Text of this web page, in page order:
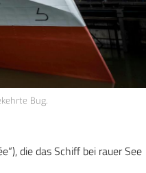
Bug.
die das Schiff bei rauer See